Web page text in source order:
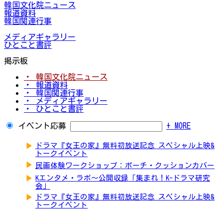
韓国文化院ニュース
報道資料
韓国関連行事
メディアギャラリー
ひとこと書評
掲示板
・ 韓国文化院ニュース
・ 報道資料
・ 韓国関連行事
・ メディアギャラリー
・ ひとこと書評
イベント応募 + MORE
▶
ドラマ『女王の家』無料初放送記念 スペシャル上映&
トークイベント
▶ 民画体験ワークショップ：ポーチ・クッションカバー
▶ Kエンタメ・ラボ～公開収録「集まれ！K-ドラマ研究
会」
▶
ドラマ『女王の家』無料初放送記念 スペシャル上映&
トークイベント